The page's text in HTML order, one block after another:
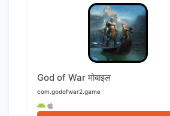
God of War मोबाइल
com.godofwar2.game